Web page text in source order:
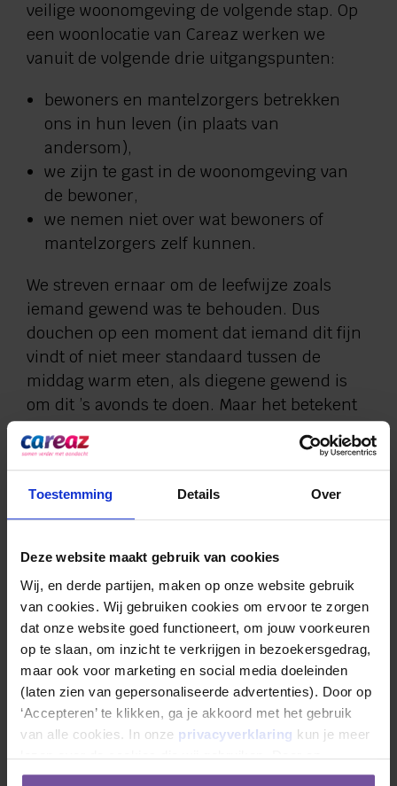
Toestemming Details Over
Deze website maakt gebruik van cookies
Wij, en derde partijen, maken op onze website gebruik
van cookies. Wij gebruiken cookies om ervoor te zorgen
dat onze website goed functioneert, om jouw voorkeuren
op te slaan, om inzicht te verkrijgen in bezoekersgedrag,
maar ook voor marketing en social media doeleinden
(laten zien van gepersonaliseerde advertenties). Door op
‘Accepteren’ te klikken, ga je akkoord met het gebruik
van alle cookies. In onze privacyverklaring kun je meer
lezen over de cookies die wij gebruiken. Door op
‘Weigeren’ te klikken ga je alleen akkoord met het gebruik
veilige woonomgeving de volgende stap. Op
een woonlocatie van Careaz werken we
vanuit de volgende drie uitgangspunten:
bewoners en mantelzorgers betrekken
ons in hun leven (in plaats van
andersom),
we zijn te gast in de woonomgeving van
de bewoner,
we nemen niet over wat bewoners of
mantelzorgers zelf kunnen.
We streven ernaar om de leefwijze zoals
iemand gewend was te behouden. Dus
douchen op een moment dat iemand dit fijn
vindt of niet meer standaard tussen de
middag warm eten, als diegene gewend is
om dit ’s avonds te doen. Maar het betekent
bijvoorbeeld ook: zelf een afspraak voor de
kapper maken, hulpmiddelen, zoals een
rolstoel, zelf schoonmaken en lichte
zorghandelingen zelf blijven doen. Wanneer
iemand hier zelf niet toe in staat is, bieden
naasten de benodigde hulp. Het eigen
in het behoud van eigen regie en leefwijze.
De zorgmedewerkers van de woonlocatie
focussen zich op de zorgtaken die
overblijven.
Mantelzorgers blijven dus actief betrokken in
het leven van hun dierbare. Heeft u door
vakantie even wat minder tijd of woont u
verder weg? Dan houden we makkelijk